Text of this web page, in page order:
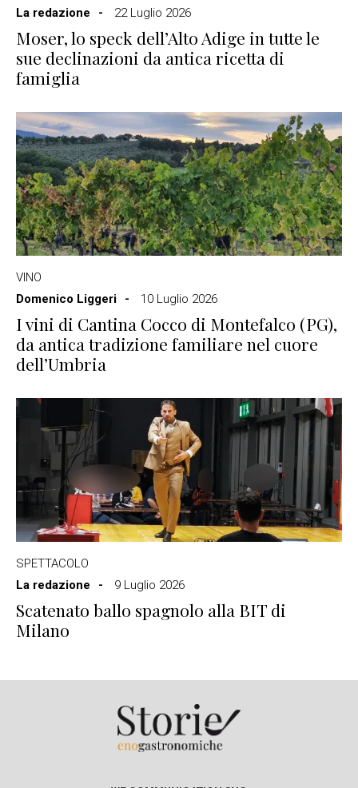
La redazione
22 Luglio 2026
Moser, lo speck dell’Alto Adige in tutte le
sue declinazioni da antica ricetta di
famiglia
VINO
Domenico Liggeri
10 Luglio 2026
I vini di Cantina Cocco di Montefalco (PG),
da antica tradizione familiare nel cuore
dell’Umbria
SPETTACOLO
La redazione
9 Luglio 2026
Scatenato ballo spagnolo alla BIT di
Milano